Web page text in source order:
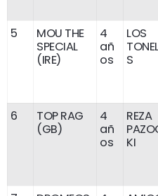
5
MOU THE
SPECIAL
(IRE)
4
añ
os
LOS
S
6
TOP RAG
(GB)
4
añ
os
REZA
KI